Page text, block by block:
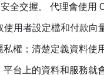
安全交握。 代理會使用
用者設定檔和付款向
權；清楚定義資料使
平台上的資料和服務就